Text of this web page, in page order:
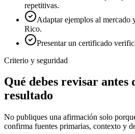
repetitivas.
Adaptar ejemplos al mercado
Rico.
Presentar un certificado
Criterio y seguridad
Qué debes revisar antes
resultado
No publiques una afirmación solo
confirma fuentes primarias, contexto y